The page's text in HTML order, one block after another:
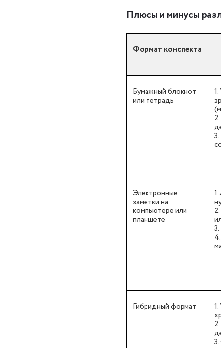
Плюсы и минусы
Формат конспекта
Бумажный блокнот
или тетрадь
Электронные
заметки на
компьютере или
планшете
Гибридный формат